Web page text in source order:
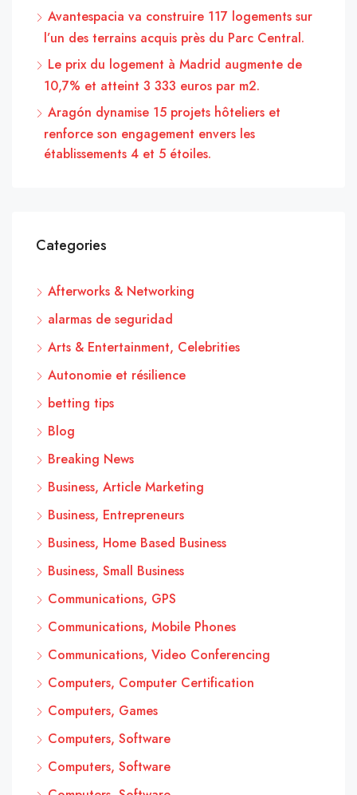
Avantespacia va construire 117 logements sur
l’un des terrains acquis près du Parc Central.
Le prix du logement à Madrid augmente de
10,7% et atteint 3 333 euros par m2.
Aragón dynamise 15 projets hôteliers et
renforce son engagement envers les
établissements 4 et 5 étoiles.
Categories
Afterworks & Networking
alarmas de seguridad
Arts & Entertainment, Celebrities
Autonomie et résilience
betting tips
Blog
Breaking News
Business, Article Marketing
Business, Entrepreneurs
Business, Home Based Business
Business, Small Business
Communications, GPS
Communications, Mobile Phones
Communications, Video Conferencing
Computers, Computer Certification
Computers, Games
Computers, Software
Computers, Software